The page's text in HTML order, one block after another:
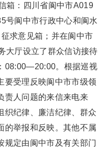
箱：四川省阆中市A019
号阆中市行政中心和阆水
求意见箱；并在阆中市
大厅设立了群众信访接待
08:00—20:00。根据巡视
要受理反映阆中市市级领
责人问题的来信来电来
织纪律、廉洁纪律、群众
的举报和反映。其他不属
规定由阆中市及有关部门